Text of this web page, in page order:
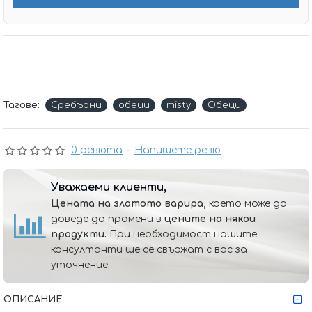
0 ревюта - Напишете ревю
Тагове: Сребърни обеци misty Обеци
Уважаеми клиенти,
Цената на златото варира, което може да
доведе до промени в цените на някои
продукти. При необходимост нашите
консултанти ще се свържат с вас за
уточнение.
ОПИСАНИЕ